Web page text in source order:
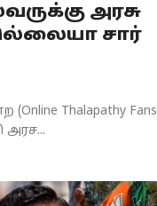
அரசு
சார்
Thalapathy Fans
அரச...